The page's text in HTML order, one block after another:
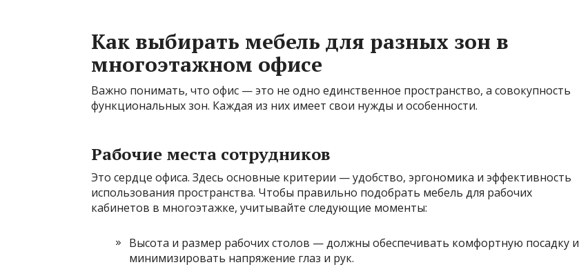
Как выбирать мебель для разных зон в
многоэтажном офисе
Важно понимать, что офис — это не одно единственное пространство, а совокупность
функциональных зон. Каждая из них имеет свои нужды и особенности.
Рабочие места сотрудников
Это сердце офиса. Здесь основные критерии — удобство, эргономика и эффективность
использования пространства. Чтобы правильно подобрать мебель для рабочих
кабинетов в многоэтажке, учитывайте следующие моменты:
Высота и размер рабочих столов — должны обеспечивать комфортную посадку и
минимизировать напряжение глаз и рук.